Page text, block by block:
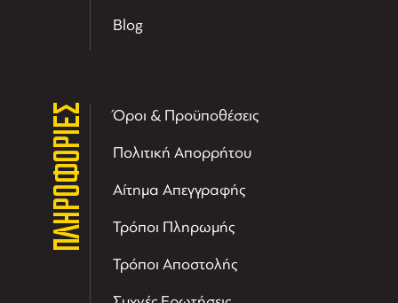
Blog
ΠΛΗΡΟΦΟΡΙΕΣ Όροι & Προϋποθέσεις
Πολιτική Απορρήτου
Αίτημα Απεγγραφής
Τρόποι Πληρωμής
Τρόποι Αποστολής